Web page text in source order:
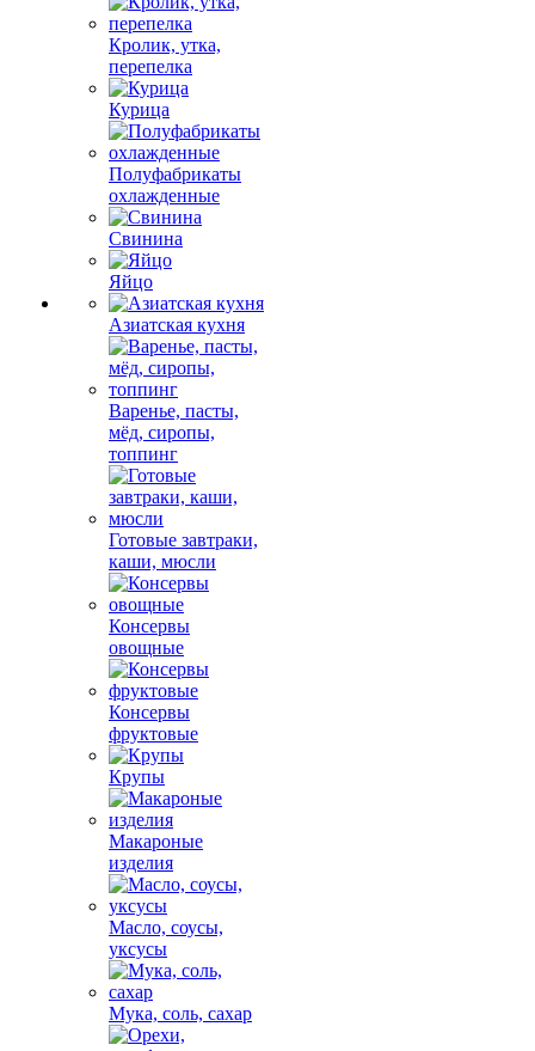
Кролик, утка,
перепелка
Курица
Полуфабрикаты
охлажденные
Свинина
Яйцо
Азиатская кухня
Варенье, пасты,
мёд, сиропы,
топпинг
Готовые завтраки,
каши, мюсли
Консервы
овощные
Консервы
фруктовые
Крупы
Макароные
изделия
Масло, соусы,
уксусы
Мука, соль, сахар